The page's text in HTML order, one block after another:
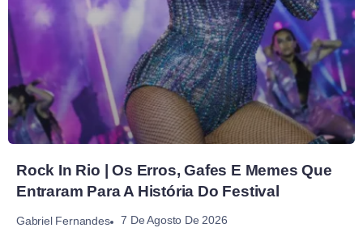
Rock In Rio | Os Erros, Gafes E Memes Que
Entraram Para A História Do Festival
Gabriel Fernandes 7 De Agosto De 2026